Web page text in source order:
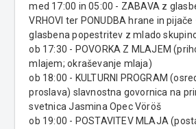
med 17:00 in 05:00 - ZABAVA z
VRHOVI ter PONUDBA hrane in
glasbena popestritev z mlado
ob 17:30 - POVORKA Z MLAJEM
mlajem; okraševanje mlaja)
ob 18:00 - KULTURNI PROGRAM
proslava) slavnostna govornica na
svetnica Jasmina Opec Vöröš
ob 19:00 - POSTAVITEV MLAJA